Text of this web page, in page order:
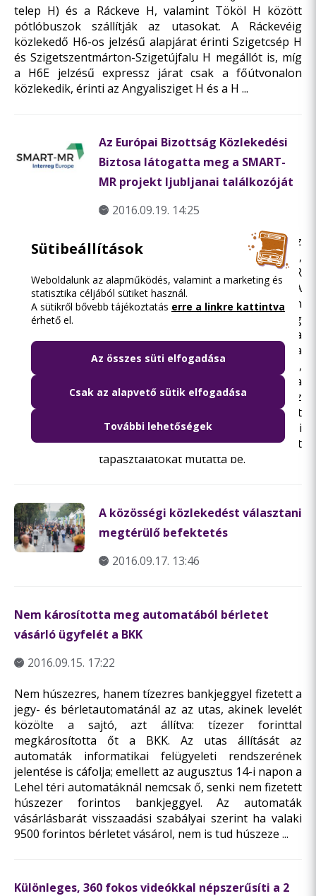
telep H) és a Ráckeve H, valamint Tököl H között
pótlóbuszok szállítják az utasokat. A Ráckevéig
közlekedő H6-os jelzésű alapjárat érinti Szigetcsép H
és Szigetszentmárton-Szigetújfalu H megállót is, míg
a H6E jelzésű expressz járat csak a főútvonalon
közlekedik, érinti az Angyalisziget H és a H ...
Az Európai Bizottság Közlekedési
Biztosa látogatta meg a SMART-
MR projekt ljubljanai találkozóját
2016.09.19. 14:25
2016. szeptember 14. és 16. között az
Európai Mobilitási Hét keretében,
Ljubjanában zajlott a SMART-MR
projekt első tematikus találkozója. A
projekt workshop pénteki napján
Violeta Bulc, az Európai Bizottság
Közlekedési Biztosa tett látogatást a
helyszínen. A workshop témája a
participatív közlekedéstervezés volt,
amellyel kapcsolatban a BKK a
budapesti M4-es metróhoz
kapcsolódó felszíni autóbusz-hálózat
átszervezésének társadalmi
konzultációja során szerzett
tapasztalatokat mutatta be.
A közösségi közlekedést választani
megtérülő befektetés
2016.09.17. 13:46
Nem károsította meg automatából bérletet
vásárló ügyfelét a BKK
2016.09.15. 17:22
Nem húszezres, hanem tízezres bankjeggyel fizetett a
jegy- és bérletautomatánál az az utas, akinek levelét
közölte a sajtó, azt állítva: tízezer forinttal
megkárosította őt a BKK. Az utas állítását az
automaták informatikai felügyeleti rendszerének
jelentése is cáfolja; emellett az augusztus 14-i napon a
Lehel téri automatáknál nemcsak ő, senki nem fizetett
húszezer forintos bankjeggyel. Az automaták
vásárlásbarát visszaadási szabályai szerint ha valaki
9500 forintos bérletet vásárol, nem is tud húszeze ...
Különleges, 360 fokos videókkal népszerűsíti a 2
Sütibeállítások
Weboldalunk az alapműködés, valamint a marketing és
statisztika céljából sütiket használ.
A sütikről bővebb tájékoztatás erre a linkre kattintva
érhető el.
Az összes süti elfogadása
Csak az alapvető sütik elfogadása
További lehetőségek